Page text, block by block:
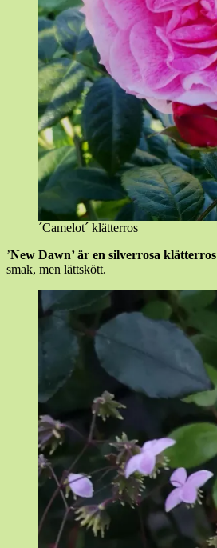
´Camelot´ klätterros
’New Dawn’ är en silverrosa klätterros
smak, men lättskött.